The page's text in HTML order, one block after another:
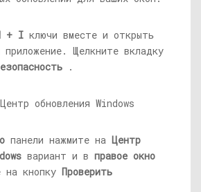
+ I ключи вместе и открыть
приложение. Щелкните вкладку
.
панели нажмите на Центр
вариант и в правое окно
на кнопку Проверить